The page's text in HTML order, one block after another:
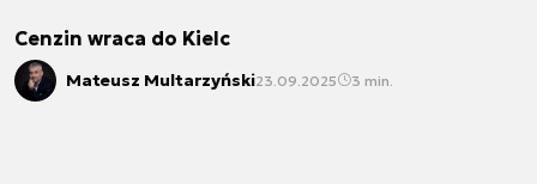
Cenzin wraca do Kielc
Mateusz Multarzyński23.09.2025 3 min.